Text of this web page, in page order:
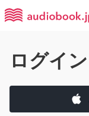
ログイン